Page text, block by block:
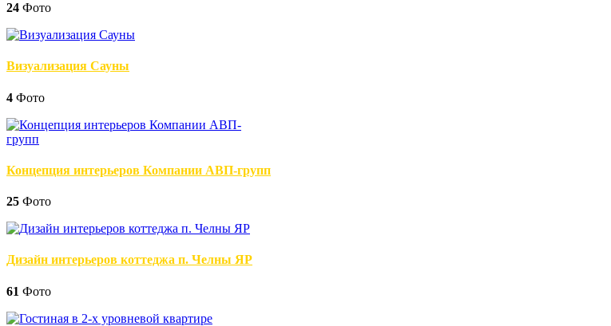
24 Фото
Визуализация Сауны
4 Фото
Концепция интерьеров Компании АВП-групп
25 Фото
Дизайн интерьеров коттеджа п. Челны ЯР
61 Фото